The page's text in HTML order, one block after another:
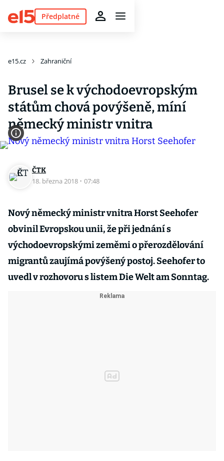
Předplatné
e15.cz Zahraniční
Brusel se k východoevropským
státům chová povýšeně, míní
německý ministr vnitra
ČTK
18. března 2018 · 07:48
Nový německý ministr vnitra Horst Seehofer
obvinil Evropskou unii, že při jednání s
východoevropskými zeměmi o přerozdělování
migrantů zaujímá povýšený postoj. Seehofer to
uvedl v rozhovoru s listem Die Welt am Sonntag.